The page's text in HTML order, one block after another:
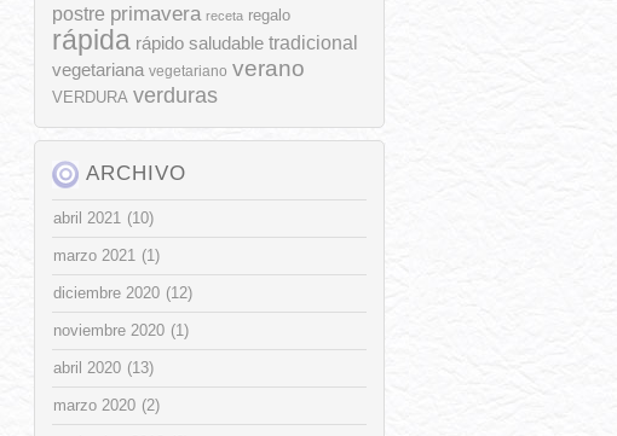
postre primavera receta regalo
rápida rápido saludable tradicional
vegetariana vegetariano verano
VERDURA verduras
ARCHIVO
abril 2021 (10)
marzo 2021 (1)
diciembre 2020 (12)
noviembre 2020 (1)
abril 2020 (13)
marzo 2020 (2)